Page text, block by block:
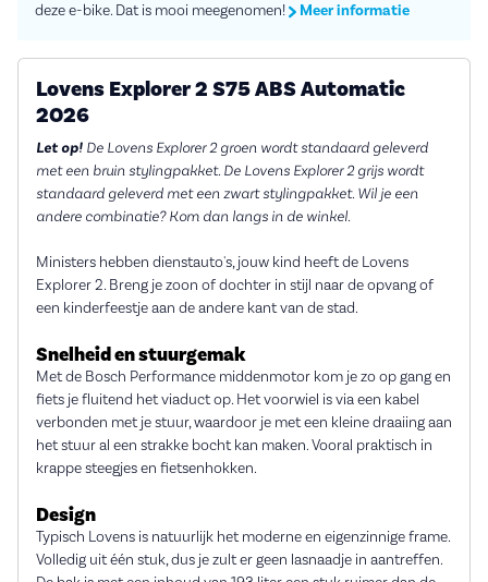
deze e-bike. Dat is mooi meegenomen!
Meer informatie
Lovens Explorer 2 S75 ABS Automatic
2026
Let op! De Lovens Explorer 2 groen wordt standaard geleverd
met een bruin stylingpakket. De Lovens Explorer 2 grijs wordt
standaard geleverd met een zwart stylingpakket. Wil je een
andere combinatie? Kom dan langs in de winkel.
Ministers hebben dienstauto's, jouw kind heeft de Lovens
Explorer 2. Breng je zoon of dochter in stijl naar de opvang of
een kinderfeestje aan de andere kant van de stad.
Snelheid en stuurgemak
Met de Bosch Performance middenmotor kom je zo op gang en
fiets je fluitend het viaduct op. Het voorwiel is via een kabel
verbonden met je stuur, waardoor je met een kleine draaiing aan
het stuur al een strakke bocht kan maken. Vooral praktisch in
krappe steegjes en fietsenhokken.
Design
Typisch Lovens is natuurlijk het moderne en eigenzinnige frame.
Volledig uit één stuk, dus je zult er geen lasnaadje in aantreffen.